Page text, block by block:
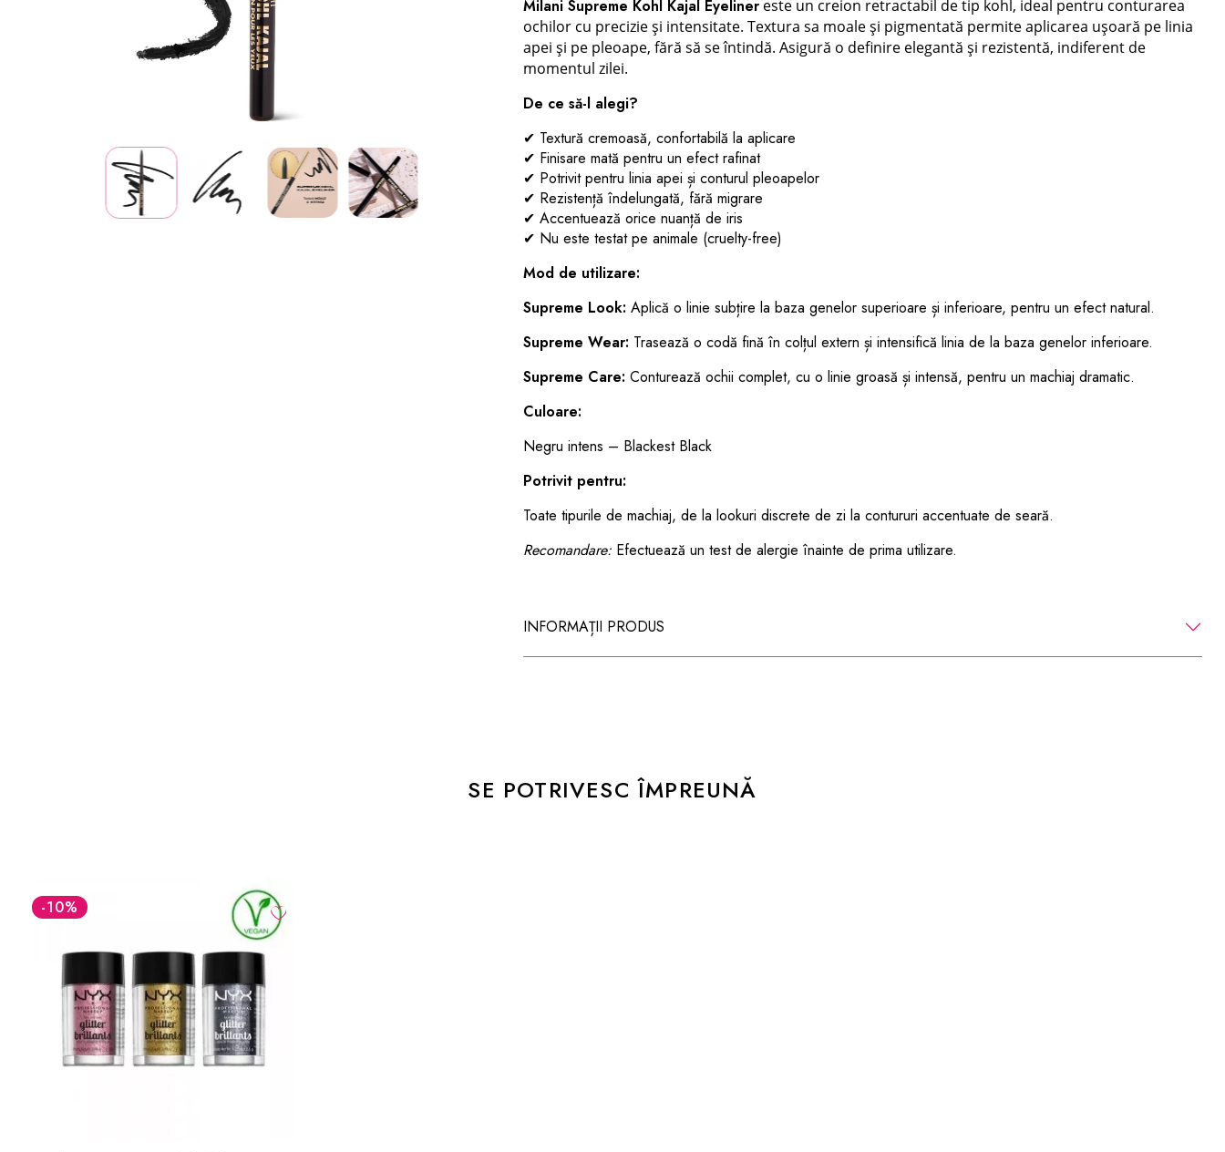
Milani Supreme Kohl Kajal Eyeliner este un creion retractabil de tip kohl, ideal pentru conturarea
ochilor cu precizie și intensitate. Textura sa moale și pigmentată permite aplicarea ușoară pe linia
apei și pe pleoape, fără să se întindă. Asigură o definire elegantă și rezistentă, indiferent de
momentul zilei.
De ce să-l alegi?
✔ Textură cremoasă, confortabilă la aplicare
✔ Finisare mată pentru un efect rafinat
✔ Potrivit pentru linia apei și conturul pleoapelor
✔ Rezistență îndelungată, fără migrare
✔Accentuează orice nuanță de iris
✔ Nu este testat pe animale (cruelty-free)
Mod de utilizare:
Supreme Look: Aplică o linie subțire la baza genelor superioare și inferioare, pentru un efect natural.
Supreme Wear: Trasează o codă fină în colțul extern și intensifică linia de la baza genelor inferioare.
Supreme Care: Conturează ochii complet, cu o linie groasă și intensă, pentru un machiaj dramatic.
Culoare:
Negru intens – Blackest Black
Potrivit pentru:
Toate tipurile de machiaj, de la lookuri discrete de zi la contururi accentuate de seară.
Recomandare: Efectuează un test de alergie înainte de prima utilizare.
INFORMAȚII PRODUS
SE POTRIVESC ÎMPREUNĂ
-10%